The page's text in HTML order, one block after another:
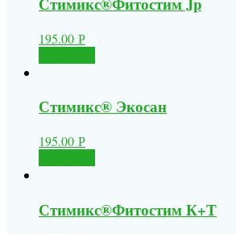
195.00 Р
Стимикс® Экосан
195.00 Р
Стимикс®Фитостим К+Т